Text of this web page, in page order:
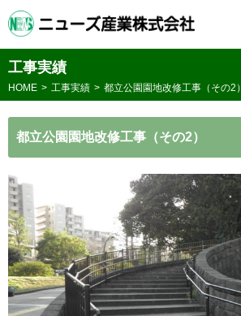
工事実績
HOME 工事実績 都立公園園地改修工事（その2）
都立公園園地改修工事（その2）